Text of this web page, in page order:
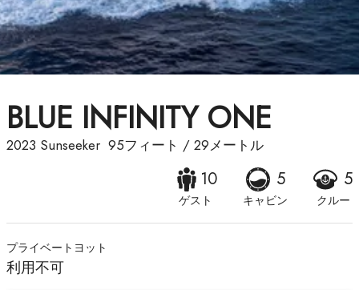
BLUE INFINITY ONE
2023 Sunseeker 95フィート / 29メートル
10
ゲスト
5
キャビン
5
クルー
プライベートヨット
利用不可